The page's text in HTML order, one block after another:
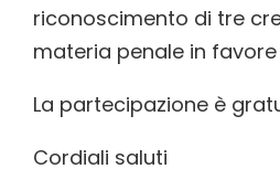
riconoscimento di tre
materia penale in
La partecipazione è
Cordiali saluti